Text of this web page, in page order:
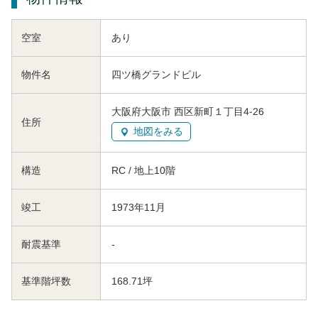
空室 あり
物件名 四ツ橋グランドビル
住所
大阪府大阪市 西区新町１丁目4-26
地図をみる
構造 RC / 地上10階
竣工 1973年11月
耐震基準 -
基準階坪数 168.71坪